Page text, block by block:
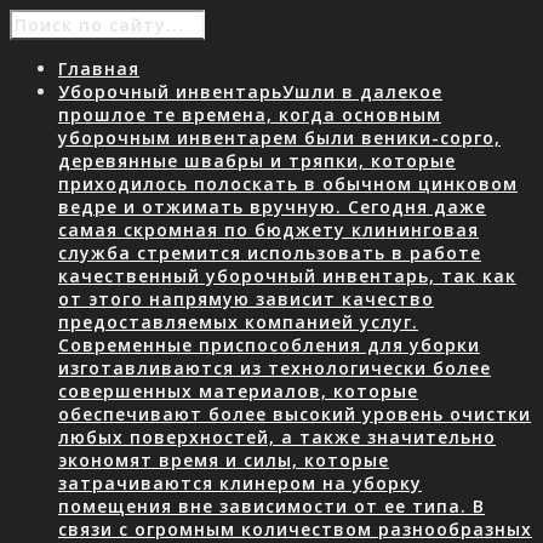
Главная
Уборочный инвентарьУшли в далекое
прошлое те времена, когда основным
уборочным инвентарем были веники-сорго,
деревянные швабры и тряпки, которые
приходилось полоскать в обычном цинковом
ведре и отжимать вручную. Сегодня даже
самая скромная по бюджету клининговая
служба стремится использовать в работе
качественный уборочный инвентарь, так как
от этого напрямую зависит качество
предоставляемых компанией услуг.
Современные приспособления для уборки
изготавливаются из технологически более
совершенных материалов, которые
обеспечивают более высокий уровень очистки
любых поверхностей, а также значительно
экономят время и силы, которые
затрачиваются клинером на уборку
помещения вне зависимости от ее типа. В
связи с огромным количеством разнообразных